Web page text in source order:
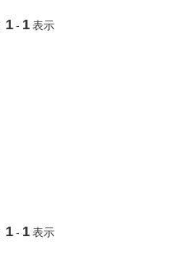
1 - 1 表示
1 - 1 表示